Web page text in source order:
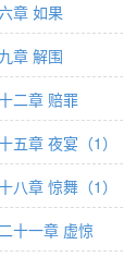
章 如果
章 解围
二章 赔罪
五章 夜宴（1）
八章 惊舞（1）
十一章 虚惊